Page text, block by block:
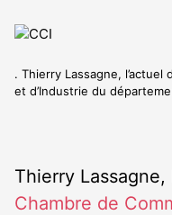
. Thierry Lassagne,
et d’Industrie du
Thierry
Chambre de